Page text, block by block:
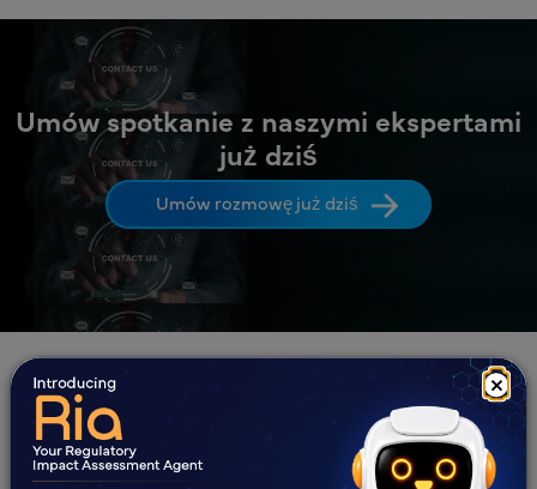
×
Umów spotkanie z naszymi ekspertami
już dziś
Umów rozmowę już dziś
Dlaczego współpracować z
Freyr?